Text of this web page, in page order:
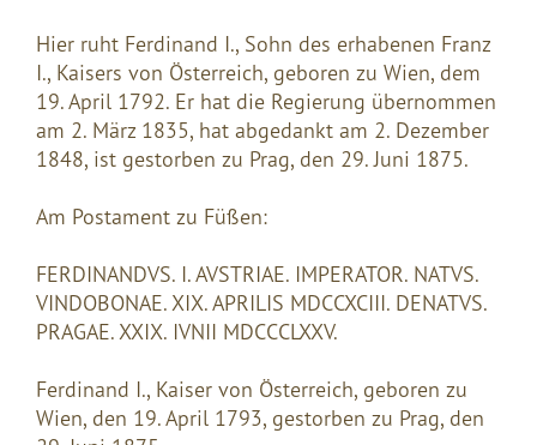
Hier ruht Ferdinand I., Sohn des erhabenen Franz
I., Kaisers von Österreich, geboren zu Wien, dem
19. April 1792. Er hat die Regierung übernommen
am 2. März 1835, hat abgedankt am 2. Dezember
1848, ist gestorben zu Prag, den 29. Juni 1875.
Am Postament zu Füßen:
FERDINANDVS. I. AVSTRIAE. IMPERATOR. NATVS.
VINDOBONAE. XIX. APRILIS MDCCXCIII. DENATVS.
PRAGAE. XXIX. IVNII MDCCCLXXV.
Ferdinand I., Kaiser von Österreich, geboren zu
Wien, den 19. April 1793, gestorben zu Prag, den